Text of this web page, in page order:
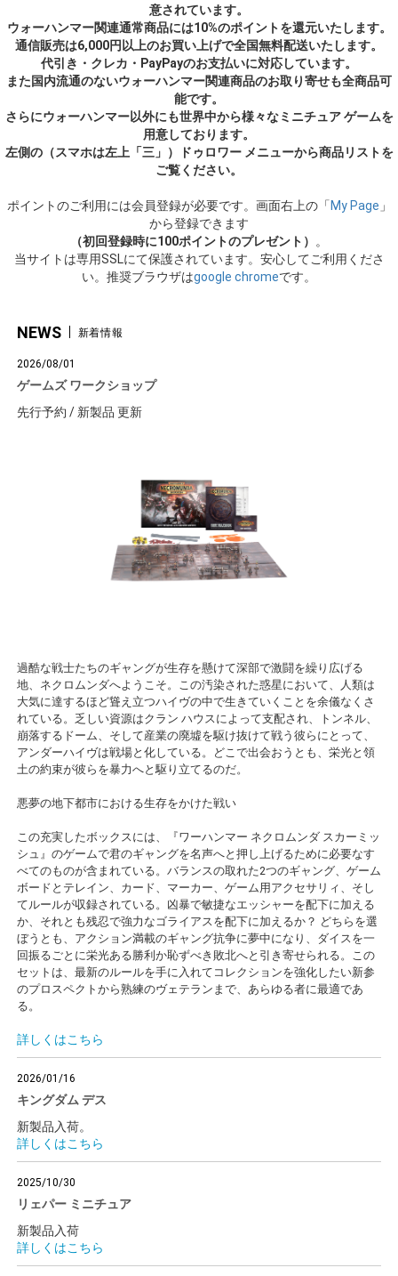
意されています。
ウォーハンマー関連通常商品には10%のポイントを還元いたします。
通信販売は6,000円以上のお買い上げで全国無料配送いたします。
代引き・クレカ・PayPayのお支払いに対応しています。
また国内流通のないウォーハンマー関連商品のお取り寄せも全商品可
能です。
さらにウォーハンマー以外にも世界中から様々なミニチュア ゲームを
用意しております。
左側の（スマホは左上「三」）ドゥロワー メニューから商品リストを
ご覧ください。
ポイントのご利用には会員登録が必要です。画面右上の「My Page 」
から登録できます
（初回登録時に100ポイントのプレゼント）
。
当サイトは専用SSLにて保護されています。安心してご利用くださ
い。推奨ブラウザはgoogle chromeです。
NEWS 新着情報
2026/08/01
ゲームズ ワークショップ
先行予約 / 新製品 更新
過酷な戦士たちのギャングが生存を懸けて深部で激闘を繰り広げる
地、ネクロムンダへようこそ。この汚染された惑星において、人類は
大気に達するほど聳え立つハイヴの中で生きていくことを余儀なくさ
れている。乏しい資源はクラン ハウスによって支配され、トンネル、
崩落するドーム、そして産業の廃墟を駆け抜けて戦う彼らにとって、
アンダーハイヴは戦場と化している。どこで出会おうとも、栄光と領
土の約束が彼らを暴力へと駆り立てるのだ。
悪夢の地下都市における生存をかけた戦い
この充実したボックスには、『ワーハンマー ネクロムンダ スカーミッ
シュ』のゲームで君のギャングを名声へと押し上げるために必要なす
べてのものが含まれている。バランスの取れた2つのギャング、ゲーム
ボードとテレイン、カード、マーカー、ゲーム用アクセサリィ、そし
てルールが収録されている。凶暴で敏捷なエッシャーを配下に加える
か、それとも残忍で強力なゴライアスを配下に加えるか？ どちらを選
ぼうとも、アクション満載のギャング抗争に夢中になり、ダイスを一
回振るごとに栄光ある勝利か恥ずべき敗北へと引き寄せられる。この
セットは、最新のルールを手に入れてコレクションを強化したい新参
のプロスペクトから熟練のヴェテランまで、あらゆる者に最適であ
る。
詳しくはこちら
2026/01/16
キングダム デス
新製品入荷。
詳しくはこちら
2025/10/30
リェパー ミニチュア
新製品入荷
詳しくはこちら